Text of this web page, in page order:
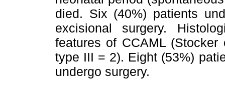
died. Six (40%) patients
excisional surgery.
features of CCAML
type III = 2). Eight (53%)
undergo surgery.